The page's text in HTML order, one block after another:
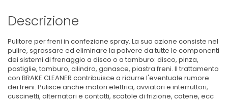
Descrizione
Pulitore per freni in confezione spray. La sua azione consiste nel
pulire, sgrassare ed eliminare la polvere da tutte le componenti
dei sistemi di frenaggio a disco o a tamburo: disco, pinza,
pastiglie, tamburo, cilindro, ganasce, piastra freni. Il trattamento
con BRAKE CLEANER contribuisce a ridurre l'eventuale rumore
dei freni. Pulisce anche motori elettrici, avviatori e interruttori,
cuscinetti, alternatori e contatti, scatole di frizione, catene, ecc